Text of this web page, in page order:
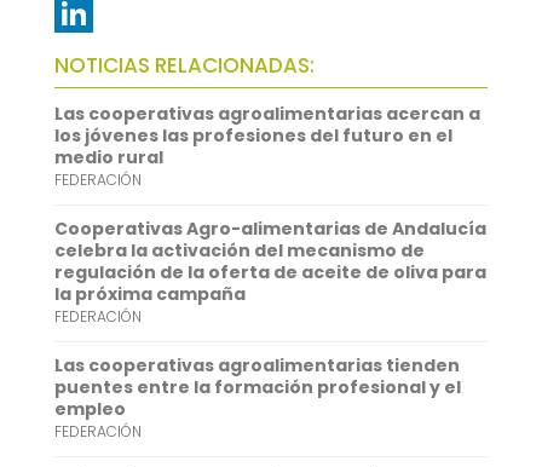
e
b
o
o
k
t
t
e
r
m
a
i
l
W
h
a
t
s
A
p
p
L
i
n
k
e
d
I
n
NOTICIAS RELACIONADAS:
Las cooperativas agroalimentarias acercan a
los jóvenes las profesiones del futuro en el
medio rural
FEDERACIÓN
Cooperativas Agro-alimentarias de Andalucía
celebra la activación del mecanismo de
regulación de la oferta de aceite de oliva para
la próxima campaña
FEDERACIÓN
Las cooperativas agroalimentarias tienden
puentes entre la formación profesional y el
empleo
FEDERACIÓN